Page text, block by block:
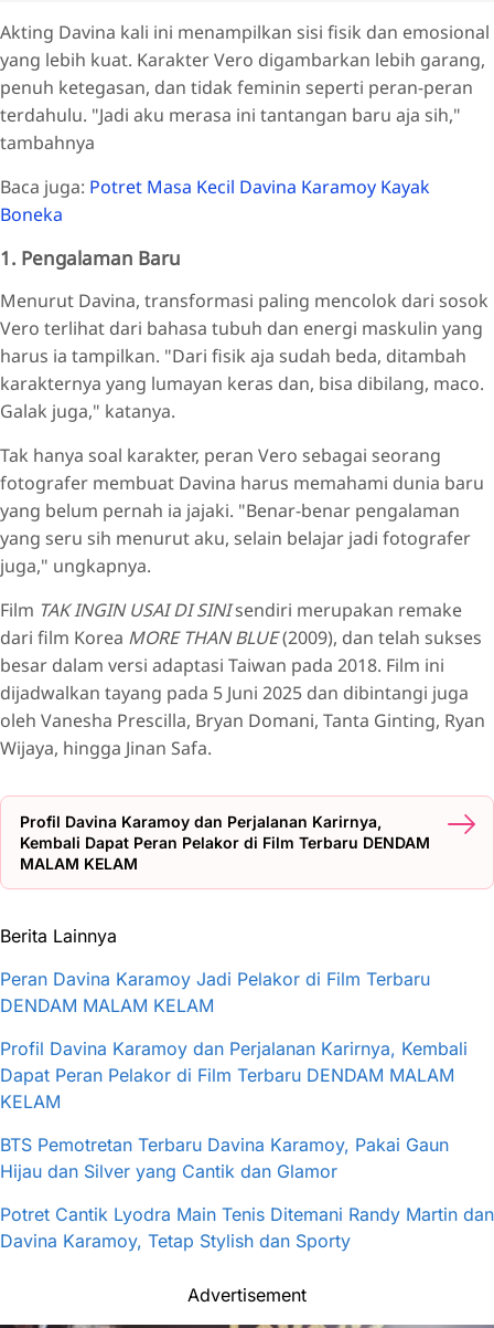
Akting Davina kali ini menampilkan sisi fisik dan emosional
yang lebih kuat. Karakter Vero digambarkan lebih garang,
penuh ketegasan, dan tidak feminin seperti peran-peran
terdahulu. "Jadi aku merasa ini tantangan baru aja sih,"
tambahnya
Baca juga: Potret Masa Kecil Davina Karamoy Kayak
Boneka
1. Pengalaman Baru
Menurut Davina, transformasi paling mencolok dari sosok
Vero terlihat dari bahasa tubuh dan energi maskulin yang
harus ia tampilkan. "Dari fisik aja sudah beda, ditambah
karakternya yang lumayan keras dan, bisa dibilang, maco.
Galak juga," katanya.
Tak hanya soal karakter, peran Vero sebagai seorang
fotografer membuat Davina harus memahami dunia baru
yang belum pernah ia jajaki. "Benar-benar pengalaman
yang seru sih menurut aku, selain belajar jadi fotografer
juga," ungkapnya.
Film TAK INGIN USAI DI SINIsendiri merupakan remake
dari film Korea MORE THAN BLUE(2009), dan telah sukses
besar dalam versi adaptasi Taiwan pada 2018. Film ini
dijadwalkan tayang pada 5 Juni 2025 dan dibintangi juga
oleh Vanesha Prescilla, Bryan Domani, Tanta Ginting, Ryan
Wijaya, hingga Jinan Safa.
Profil Davina Karamoy dan Perjalanan Karirnya,
Kembali Dapat Peran Pelakor di Film Terbaru DENDAM
MALAM KELAM
Berita Lainnya
Peran Davina Karamoy Jadi Pelakor di Film Terbaru
DENDAM MALAM KELAM
Profil Davina Karamoy dan Perjalanan Karirnya, Kembali
Dapat Peran Pelakor di Film Terbaru DENDAM MALAM
KELAM
BTS Pemotretan Terbaru Davina Karamoy, Pakai Gaun
Hijau dan Silver yang Cantik dan Glamor
Potret Cantik Lyodra Main Tenis Ditemani Randy Martin dan
Davina Karamoy, Tetap Stylish dan Sporty
Advertisement